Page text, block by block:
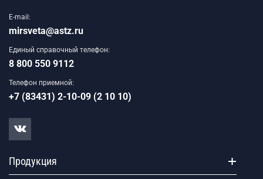
E-mail:
mirsveta@astz.ru
Единый справочный телефон:
8 800 550 9112
Телефон приемной:
+7 (83431) 2-10-09 (2 10 10)
Продукция